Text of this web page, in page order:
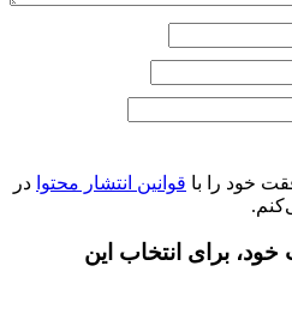
خود را با قوانین انتشار محتوا در
برای انتخاب این